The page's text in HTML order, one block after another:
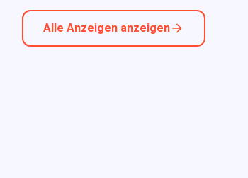
Alle Anzeigen anzeigen